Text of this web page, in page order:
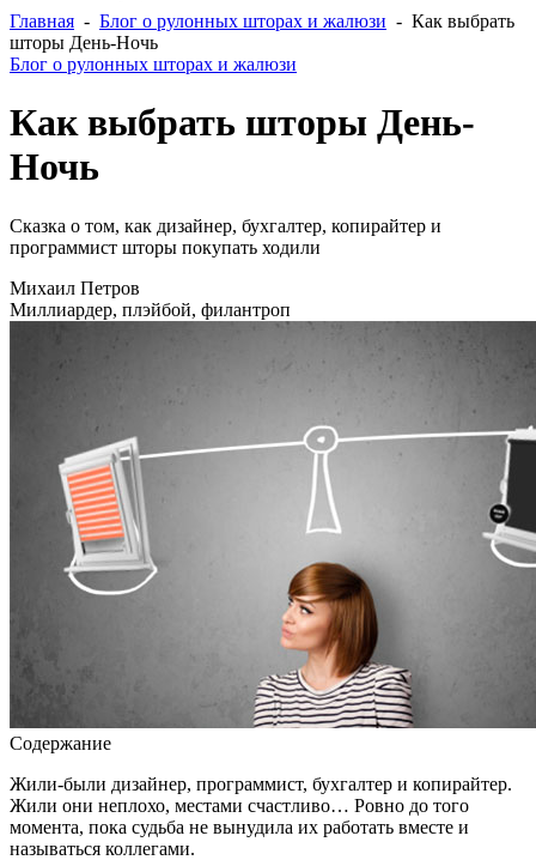
Главная - Блог о рулонных шторах и жалюзи - Как выбрать
шторы День-Ночь
Блог о рулонных шторах и жалюзи
Как выбрать шторы День-
Ночь
Сказка о том, как дизайнер, бухгалтер, копирайтер и
программист шторы покупать ходили
Михаил Петров
Миллиардер, плэйбой, филантроп
Содержание
Жили-были дизайнер, программист, бухгалтер и копирайтер.
Жили они неплохо, местами счастливо… Ровно до того
момента, пока судьба не вынудила их работать вместе и
называться коллегами.